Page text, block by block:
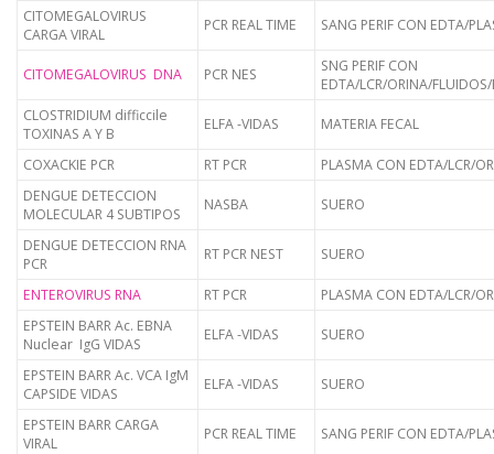
CITOMEGALOVIRUS
CARGA VIRAL
PCR REAL TIME SANG PERIF CON EDTA/
CITOMEGALOVIRUS DNA PCR NES
SNG PERIF CON
EDTA/LCR/ORINA/
CLOSTRIDIUM difficcile
TOXINAS A Y B
ELFA -VIDAS MATERIA FECAL
COXACKIE PCR RT PCR
PLASMA CON EDTA/LCR/
DENGUE DETECCION
MOLECULAR 4 SUBTIPOS
NASBA SUERO
DENGUE DETECCION RNA
PCR
RT PCR NEST SUERO
ENTEROVIRUS RNA RT PCR
PLASMA CON EDTA/LCR/
EPSTEIN BARR Ac. EBNA
Nuclear IgG VIDAS
ELFA -VIDAS SUERO
EPSTEIN BARR Ac. VCA IgM
CAPSIDE VIDAS
ELFA -VIDAS SUERO
EPSTEIN BARR CARGA
VIRAL
PCR REAL TIME SANG PERIF CON EDTA/